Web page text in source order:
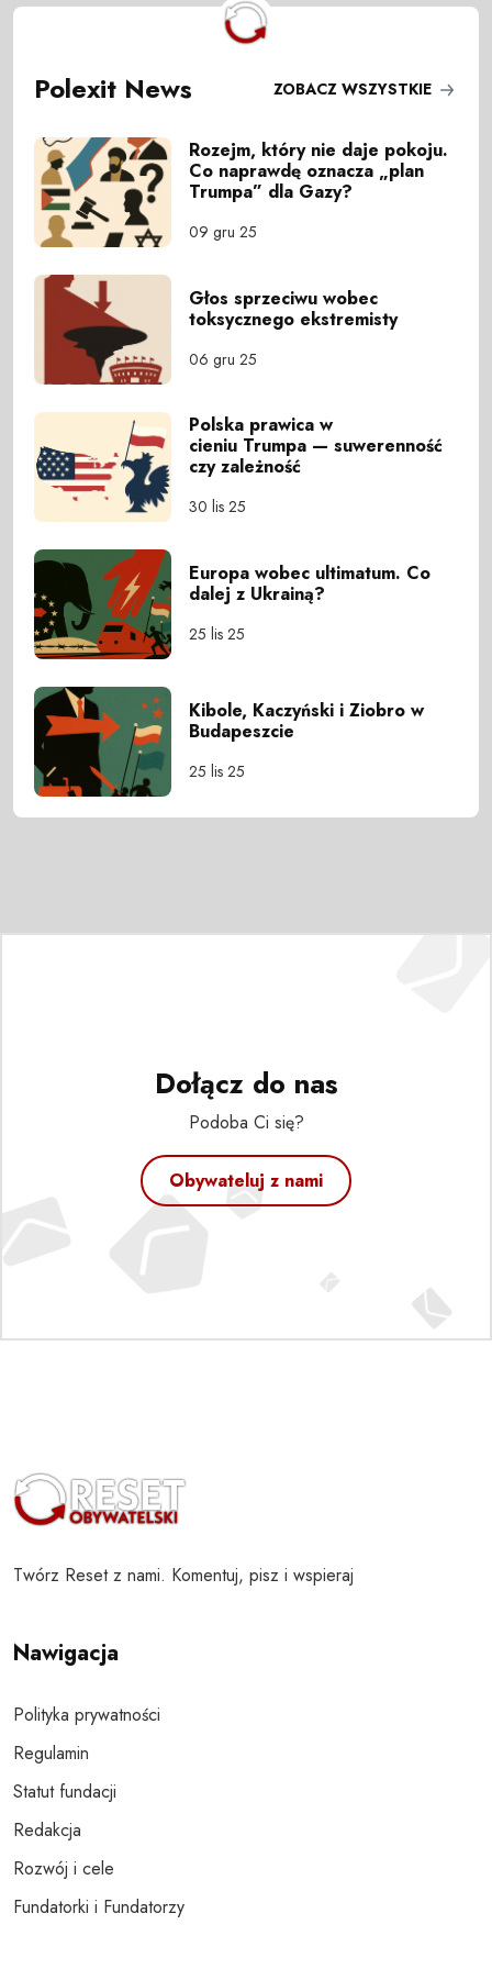
Polexit News ZOBACZ WSZYSTKIE
Rozejm, który nie daje pokoju.
Co naprawdę oznacza „plan
Trumpa” dla Gazy?
09 gru 25
Głos sprzeciwu wobec
toksycznego ekstremisty
06 gru 25
Polska prawica w
cieniu Trumpa — suwerenność
czy zależność
30 lis 25
Europa wobec ultimatum. Co
dalej z Ukrainą?
25 lis 25
Kibole, Kaczyński i Ziobro w
Budapeszcie
25 lis 25
Dołącz do nas
Podoba Ci się?
Obywateluj z nami
Twórz Reset z nami. Komentuj, pisz i wspieraj
Nawigacja
Polityka prywatności
Regulamin
Statut fundacji
Redakcja
Rozwój i cele
Fundatorki i Fundatorzy